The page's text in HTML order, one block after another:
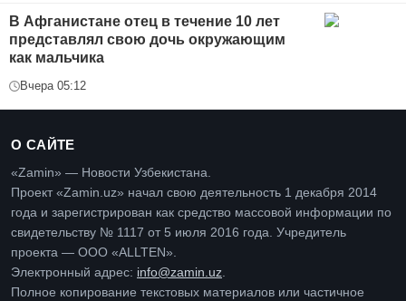
В Афганистане отец в течение 10 лет
представлял свою дочь окружающим
как мальчика
Вчера 05:12
О САЙТЕ
«Zamin» — Новости Узбекистана.
Проект «Zamin.uz» начал свою деятельность 1 декабря 2014
года и зарегистрирован как средство массовой информации по
свидетельству № 1117 от 5 июля 2016 года. Учредитель
проекта — ООО «ALLTEN».
Электронный адрес: info@zamin.uz.
Полное копирование текстовых материалов или частичное